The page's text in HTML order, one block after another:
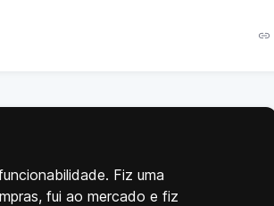
Fiz uma
fui ao mercado e fiz